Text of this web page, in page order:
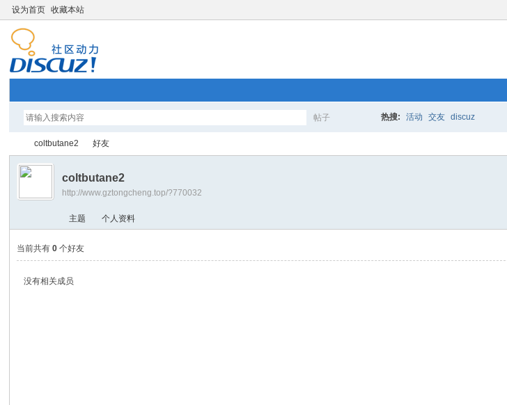
设为首页 收藏本站
帖子 热搜: 活动 交友 discuz
›
coltbutane2 好友
coltbutane2
http://www.gztongcheng.top/?770032
主题 个人资料
当前共有0 个好友
没有相关成员